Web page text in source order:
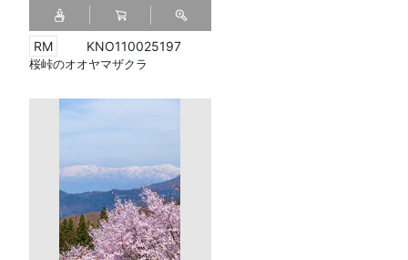
KNO110025197
桜峠のオオヤマザクラ